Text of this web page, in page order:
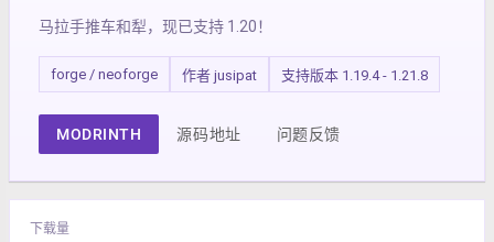
马拉手推车和犁，现已支持 1.20！
forge / neoforge 作者 jusipat 支持版本 1.19.4 - 1.21.8
MODRINTH 源码地址 问题反馈
下载量